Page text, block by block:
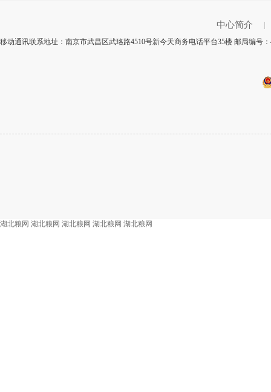
中心简介
移动通讯联系地址：南京市武昌区武珞路4510号新今天商务电话平台35楼 邮局编号
湖北粮网 湖北粮网 湖北粮网 湖北粮网 湖北粮网